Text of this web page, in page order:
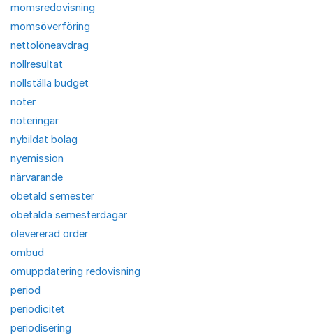
momsredovisning
momsöverföring
nettolöneavdrag
nollresultat
nollställa budget
noter
noteringar
nybildat bolag
nyemission
närvarande
obetald semester
obetalda semesterdagar
olevererad order
ombud
omuppdatering redovisning
period
periodicitet
periodisering